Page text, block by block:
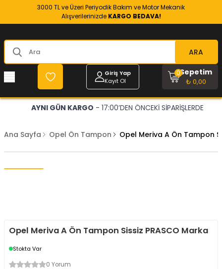
3000 TL ve Üzeri Periyodik Bakım ve Motor Mekanik
Alışverilerinizde KARGO BEDAVA!
ARA
Giriş Yap
Kayıt Ol
Sepetim
₺ 0,00
0
AYNI GÜN KARGO - 17:00’DEN ÖNCEKİ SİPARİŞLERDE
Ana Sayfa Opel Ön Tampon Opel Meriva A Ön Tampon
Opel Meriva A Ön Tampon Sissiz PRASCO Marka
Stokta Var
0 Yorum